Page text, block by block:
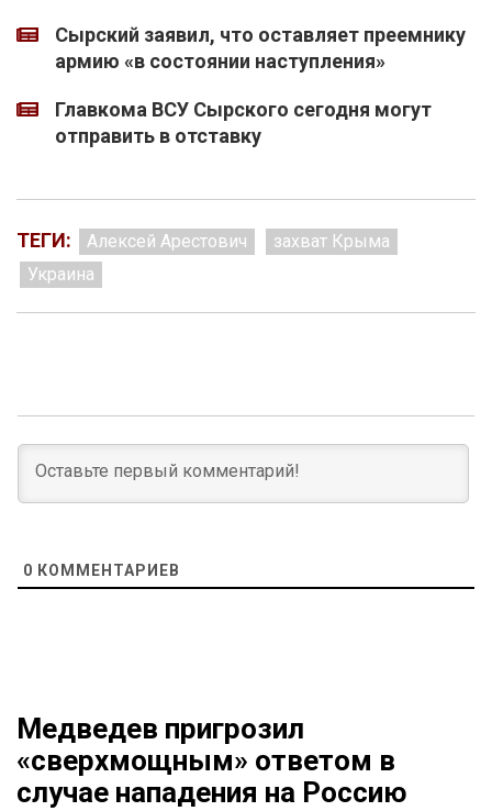
Сырский заявил, что оставляет преемнику
армию «в состоянии наступления»
Главкома ВСУ Сырского сегодня могут
отправить в отставку
ТЕГИ: Алексей Арестович
захват Крыма
Украина
0 КОММЕНТАРИЕВ
Медведев пригрозил
«сверхмощным» ответом в
случае нападения на Россию